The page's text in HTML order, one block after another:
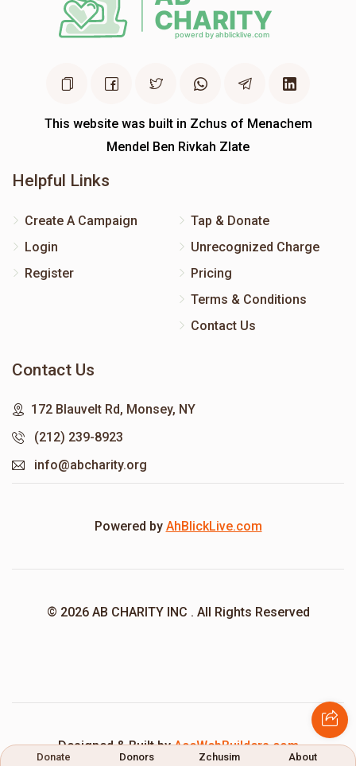
This website was built in Zchus of Menachem
Mendel Ben Rivkah Zlate
Helpful Links
Create A Campaign
Login
Register
Tap & Donate
Unrecognized Charge
Pricing
Terms & Conditions
Contact Us
Contact Us
172 Blauvelt Rd, Monsey, NY
(212) 239-8923
info@abcharity.org
Powered by AhBlickLive.com
© 2026 AB CHARITY INC . All Rights Reserved
Designed & Built byAceWebBuilders.com
Donate Donors Zchusim About